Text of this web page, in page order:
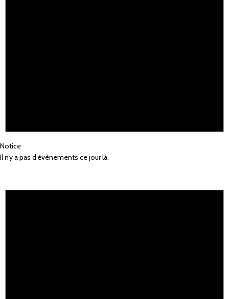
Notice
Il n’y a pas d’évènements ce jour là.